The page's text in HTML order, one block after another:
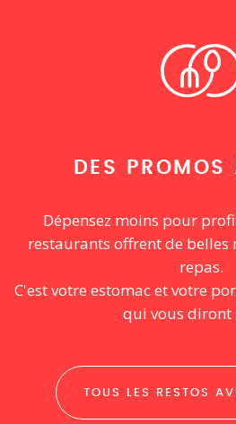
DES PROMOS
Dépensez moins pour
restaurants offrent de belles
repas.
C'est votre estomac et votre
qui vous diront
TOUS LES RESTOS